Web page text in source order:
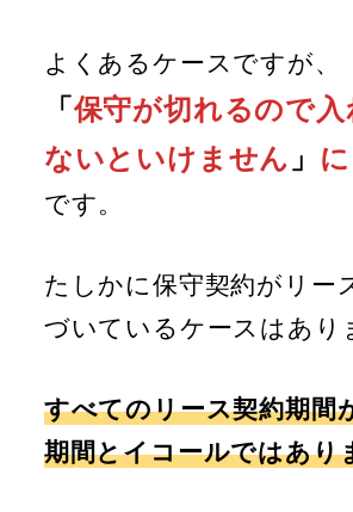
よくあるケースですが、
「保守が切れるので入
ないといけません 」
です。
たしかに保守契約がリー
づいているケースはあり
すべてのリース契約期間
期間とイコールではあり